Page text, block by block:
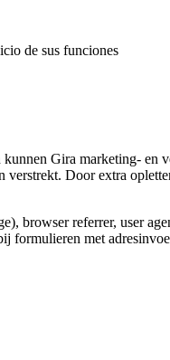
de sus funciones
Gira marketing- en
Door extra
browser referrer, user
formulieren met